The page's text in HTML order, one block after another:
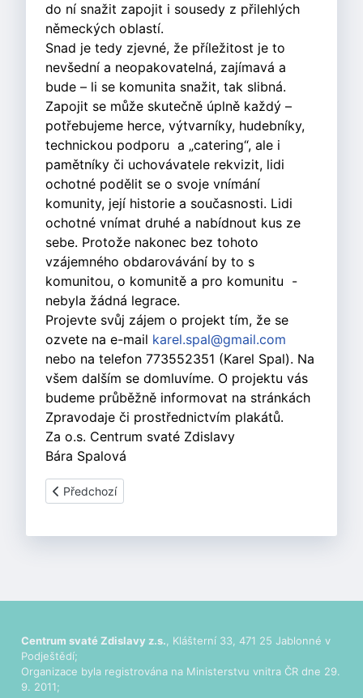
do ní snažit zapojit i sousedy z přilehlých
německých oblastí.
Snad je tedy zjevné, že příležitost je to
nevšední a neopakovatelná, zajímavá a
bude – li se komunita snažit, tak slibná.
Zapojit se může skutečně úplně každý –
potřebujeme herce, výtvarníky, hudebníky,
technickou podporu a „catering“, ale i
pamětníky či uchovávatele rekvizit, lidi
ochotné podělit se o svoje vnímání
komunity, její historie a současnosti. Lidi
ochotné vnímat druhé a nabídnout kus ze
sebe. Protože nakonec bez tohoto
vzájemného obdarovávání by to s
komunitou, o komunitě a pro komunitu -
nebyla žádná legrace.
Projevte svůj zájem o projekt tím, že se
ozvete na e-mail karel.spal@gmail.com
nebo na telefon 773552351 (Karel Spal). Na
všem dalším se domluvíme. O projektu vás
budeme průběžně informovat na stránkách
Zpravodaje či prostřednictvím plakátů.
Za o.s. Centrum svaté Zdislavy
Bára Spalová
Předchozí článek: Komunitní divadlo Květen v Jablonném
Předchozí
Centrum svaté Zdislavy z.s., Klášterní 33, 471 25 Jablonné v
Podještědí;
Organizace byla registrována na Ministerstvu vnitra ČR dne 29.
9. 2011;